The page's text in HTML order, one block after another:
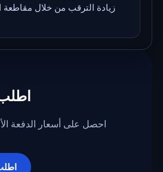
زيادة الترقب من خلال مقاطعة
احصل على أسعار الدفعة